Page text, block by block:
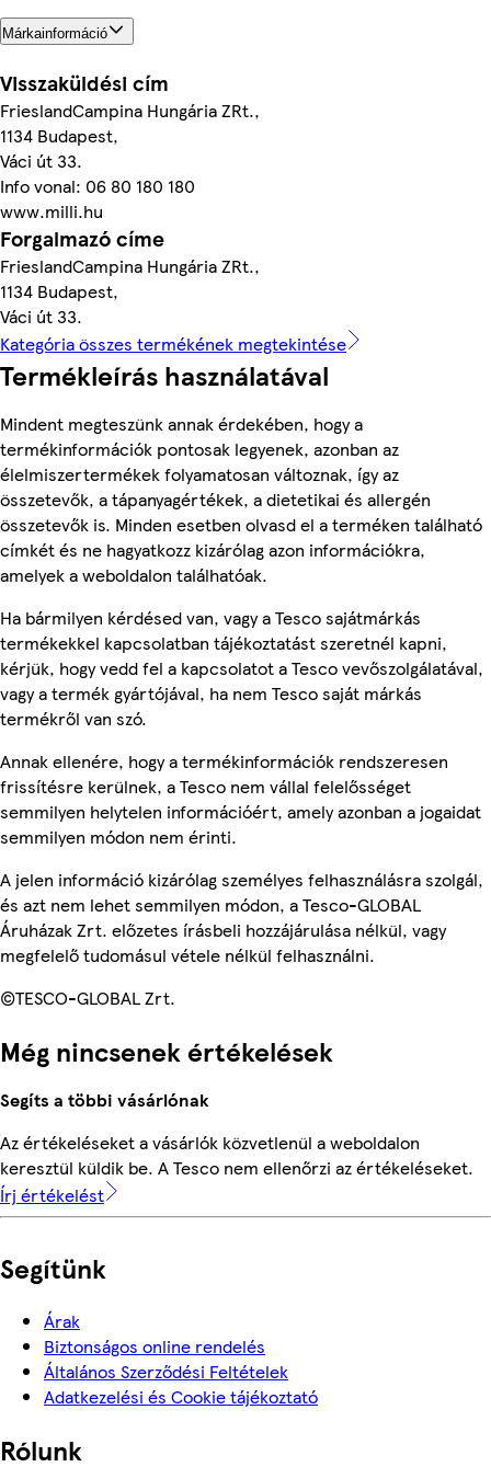
Márkainformáció
Visszaküldési cím
FrieslandCampina Hungária ZRt.,
1134 Budapest,
Váci út 33.
Info vonal: 06 80 180 180
www.milli.hu
Forgalmazó címe
FrieslandCampina Hungária ZRt.,
1134 Budapest,
Váci út 33.
Kategória összes termékének megtekintése
Termékleírás használatával
Mindent megteszünk annak érdekében, hogy a
termékinformációk pontosak legyenek, azonban az
élelmiszertermékek folyamatosan változnak, így az
összetevők, a tápanyagértékek, a dietetikai és allergén
összetevők is. Minden esetben olvasd el a terméken található
címkét és ne hagyatkozz kizárólag azon információkra,
amelyek a weboldalon találhatóak.
Ha bármilyen kérdésed van, vagy a Tesco sajátmárkás
termékekkel kapcsolatban tájékoztatást szeretnél kapni,
kérjük, hogy vedd fel a kapcsolatot a Tesco vevőszolgálatával,
vagy a termék gyártójával, ha nem Tesco saját márkás
termékről van szó.
Annak ellenére, hogy a termékinformációk rendszeresen
frissítésre kerülnek, a Tesco nem vállal felelősséget
semmilyen helytelen információért, amely azonban a jogaidat
semmilyen módon nem érinti.
A jelen információ kizárólag személyes felhasználásra szolgál,
és azt nem lehet semmilyen módon, a Tesco-GLOBAL
Áruházak Zrt. előzetes írásbeli hozzájárulása nélkül, vagy
megfelelő tudomásul vétele nélkül felhasználni.
©TESCO-GLOBAL Zrt.
Még nincsenek értékelések
Segíts a többi vásárlónak
Az értékeléseket a vásárlók közvetlenül a weboldalon
keresztül küldik be. A Tesco nem ellenőrzi az értékeléseket.
Írj értékelést
Segítünk
Árak
Biztonságos online rendelés
Általános Szerződési Feltételek
Adatkezelési és Cookie tájékoztató
Rólunk